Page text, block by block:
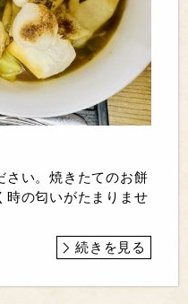
さい。焼きたてのお餅
時の匂いがたまりませ
続きを見る